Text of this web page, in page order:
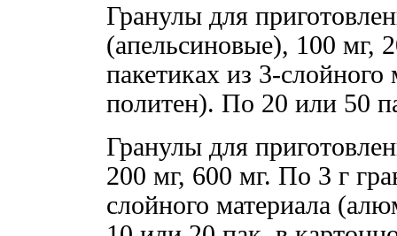
Гранулы для
(апельсиновые), 100 мг,
пакетиках из 3-
политен). По 20 или 50
Гранулы для
200 мг, 600 мг. По 3 г
слойного материала